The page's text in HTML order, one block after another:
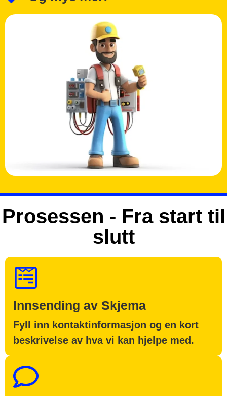
Prosessen - Fra start til
slutt
Innsending av Skjema
Fyll inn kontaktinformasjon og en kort
beskrivelse av hva vi kan hjelpe med.